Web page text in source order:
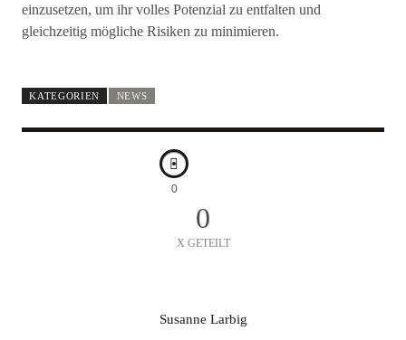
einzusetzen, um ihr volles Potenzial zu entfalten und
gleichzeitig mögliche Risiken zu minimieren.
KATEGORIEN NEWS
0
0
X GETEILT
Susanne Larbig